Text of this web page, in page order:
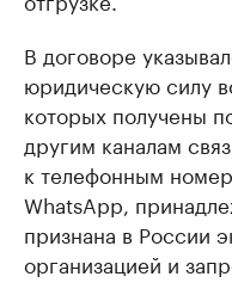
В договоре
юридическую силу
которых получены
другим каналам
к телефонным
WhatsApp,
признана в России
организацией и